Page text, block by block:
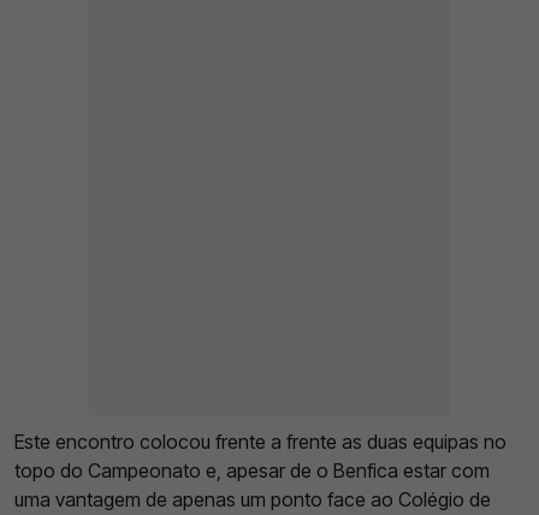
Este encontro colocou frente a frente as duas equipas no
topo do Campeonato e, apesar de o Benfica estar com
uma vantagem de apenas um ponto face ao Colégio de